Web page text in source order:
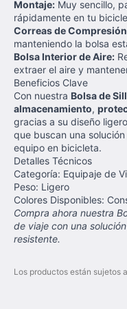
Montaje: Muy sencillo,
rápidamente en tu
Correas de
manteniendo la bolsa
Bolsa Interior de Aire:
extraer el aire y
Beneficios Clave
Con nuestra Bolsa de
almacenamiento,
gracias a su diseño
que buscan una
equipo en bicicleta.
Detalles Técnicos
Categoría: Equipaje de
Peso: Ligero
Colores Disponibles:
Compra ahora nuestra
de viaje con una
resistente.
Los productos están sujetos